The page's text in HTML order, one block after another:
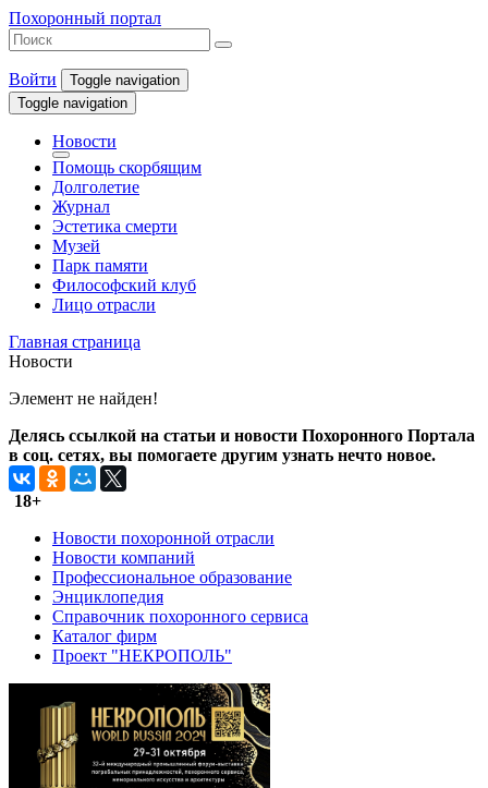
Похоронный портал
Войти
Toggle navigation
Toggle navigation
Новости
Помощь скорбящим
Долголетие
Журнал
Эстетика смерти
Музей
Парк памяти
Философский клуб
Лицо отрасли
Главная страница
Новости
Элемент не найден!
Делясь ссылкой на статьи и новости Похоронного Портала
в соц. сетях, вы помогаете другим узнать нечто новое.
18+
Новости похоронной отрасли
Новости компаний
Профессиональное образование
Энциклопедия
Справочник похоронного сервиса
Каталог фирм
Проект "НЕКРОПОЛЬ"